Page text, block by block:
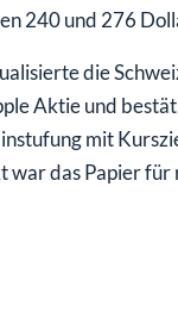
240 und 276
die
Aktie und
mit
war das Papier